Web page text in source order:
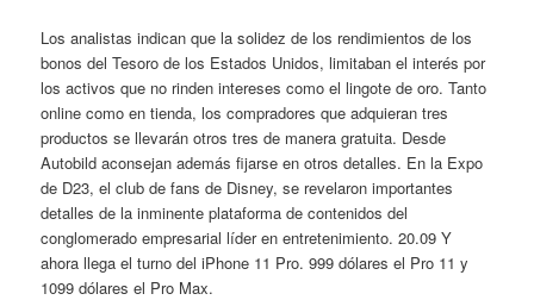
Los analistas indican que la solidez de los rendimientos de los
bonos del Tesoro de los Estados Unidos, limitaban el interés por
los activos que no rinden intereses como el lingote de oro. Tanto
online como en tienda, los compradores que adquieran tres
productos se llevarán otros tres de manera gratuita. Desde
Autobild aconsejan además fijarse en otros detalles. En la Expo
de D23, el club de fans de Disney, se revelaron importantes
detalles de la inminente plataforma de contenidos del
conglomerado empresarial líder en entretenimiento. 20.09 Y
ahora llega el turno del iPhone 11 Pro. 999 dólares el Pro 11 y
1099 dólares el Pro Max.